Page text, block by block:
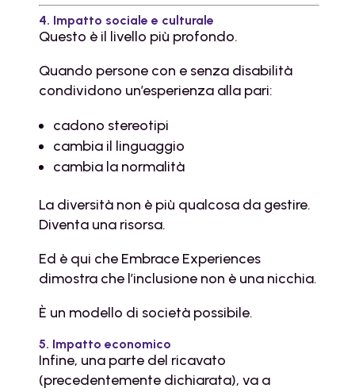
4. Impatto sociale e culturale
Questo è il livello più profondo.
Quando persone con e senza disabilità
condividono un’esperienza alla pari:
cadono stereotipi
cambia il linguaggio
cambia la normalità
La diversità non è più qualcosa da gestire.
Diventa una risorsa.
Ed è qui che Embrace Experiences
dimostra che l’inclusione non è una nicchia.
È un modello di società possibile.
5. Impatto economico
Infine, una parte del ricavato
(precedentemente dichiarata), va a